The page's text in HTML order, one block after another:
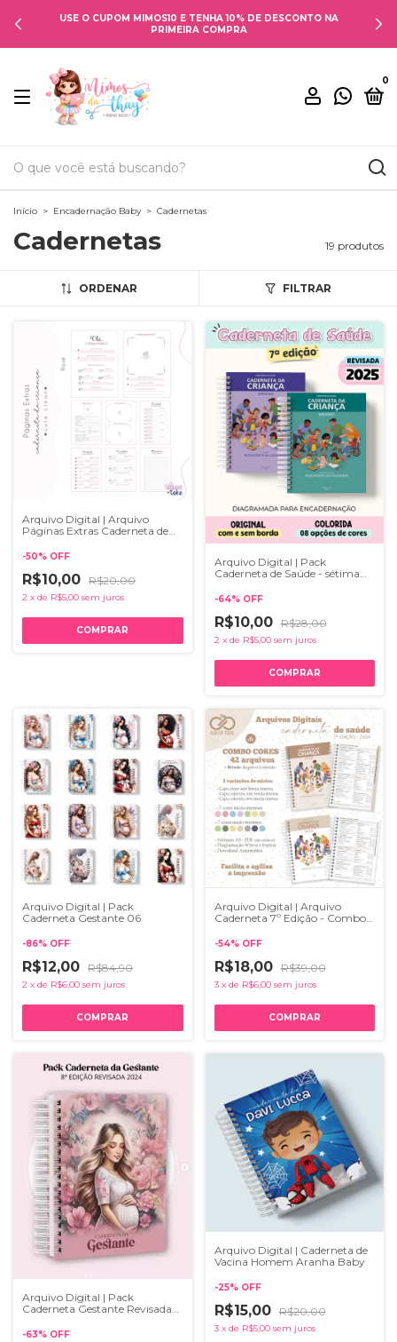
USE O CUPOM MIMOS10 E TENHA 10% DE DESCONTO NA
PRIMEIRA COMPRA
0
Início > Encadernação Baby > Cadernetas
Cadernetas 19 produtos
ORDENAR FILTRAR
Arquivo Digital | Arquivo
Páginas Extras Caderneta de
-50% OFF
R$10,00 R$20,00
2 x de R$5,00 sem juros
Arquivo Digital | Pack
Caderneta de Saúde - sétima
-64% OFF
R$10,00 R$28,00
2 x de R$5,00 sem juros
Arquivo Digital | Pack
Caderneta Gestante 06
-86% OFF
R$12,00 R$84,90
2 x de R$6,00 sem juros
Arquivo Digital | Arquivo
Caderneta 7º Edição - Combo
-54% OFF
R$18,00 R$39,00
3 x de R$6,00 sem juros
Arquivo Digital | Pack
Caderneta Gestante Revisada
-63% OFF
Arquivo Digital | Caderneta de
Vacina Homem Aranha Baby
-25% OFF
R$15,00 R$20,00
3 x de R$5,00 sem juros